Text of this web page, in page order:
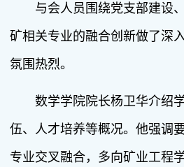
与会人员围绕党支部建设
矿相关专业的融合创新做了深
氛围热烈。
数学学院院长杨卫华介绍
伍、人才培养等概况。他强调
专业交叉融合，多向矿业工程